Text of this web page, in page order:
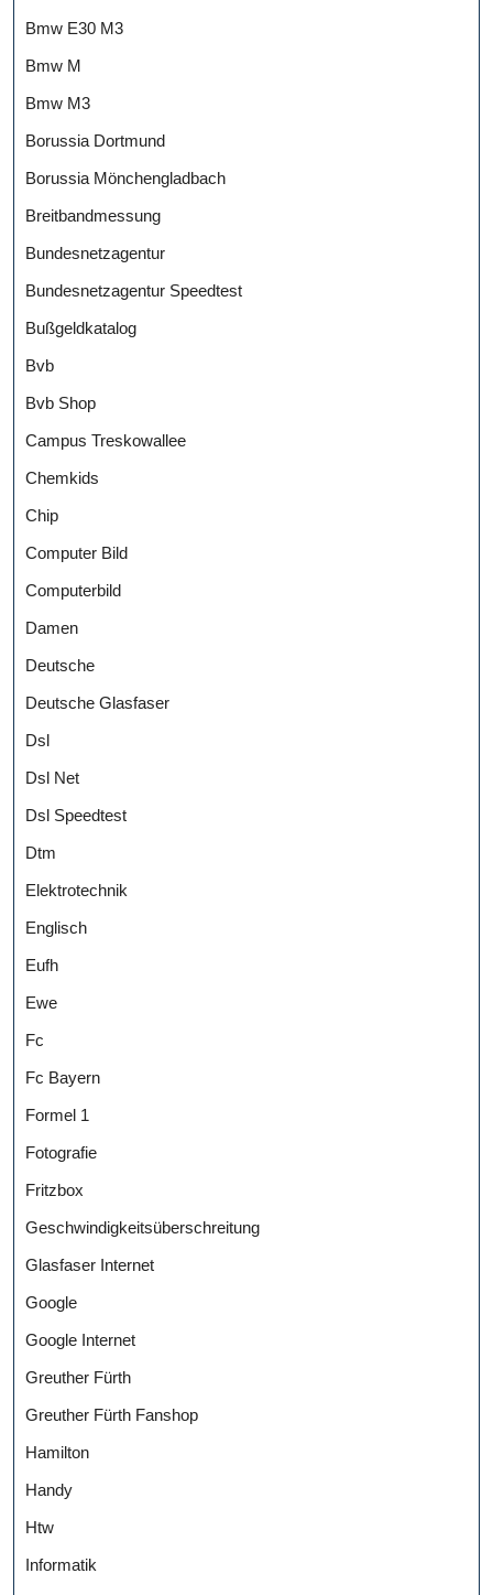
Bmw E30 M3
Bmw M
Bmw M3
Borussia Dortmund
Borussia Mönchengladbach
Breitbandmessung
Bundesnetzagentur
Bundesnetzagentur Speedtest
Bußgeldkatalog
Bvb
Bvb Shop
Campus Treskowallee
Chemkids
Chip
Computer Bild
Computerbild
Damen
Deutsche
Deutsche Glasfaser
Dsl
Dsl Net
Dsl Speedtest
Dtm
Elektrotechnik
Englisch
Eufh
Ewe
Fc
Fc Bayern
Formel 1
Fotografie
Fritzbox
Geschwindigkeitsüberschreitung
Glasfaser Internet
Google
Google Internet
Greuther Fürth
Greuther Fürth Fanshop
Hamilton
Handy
Htw
Informatik